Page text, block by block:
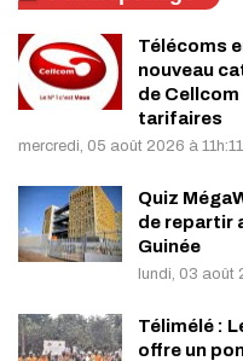
Télécoms
nouveau
de
tarifaires
mercredi, 05 août 2026 à 11h:11
Quiz
de repartir
Guinée
lundi, 03 août
Télimélé :
offre un